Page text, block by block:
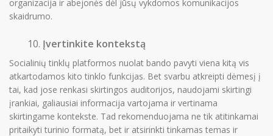
organizacija ir abejonės dėl jūsų vykdomos komunikacijos
skaidrumo.
Įvertinkite kontekstą
Socialinių tinklų platformos nuolat bando pavyti viena kitą vis
atkartodamos kito tinklo funkcijas. Bet svarbu atkreipti dėmesį į
tai, kad jose renkasi skirtingos auditorijos, naudojami skirtingi
įrankiai, galiausiai informacija vartojama ir vertinama
skirtingame kontekste. Tad rekomenduojama ne tik atitinkamai
pritaikyti turinio formatą, bet ir atsirinkti tinkamas temas ir